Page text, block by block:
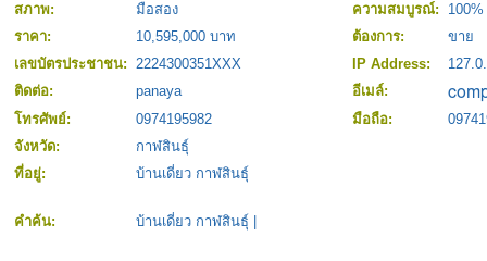
สภาพ:
มือสอง ความสมบูรณ์:
100%
ราคา:
10,595,000 บาท ต้องการ:
ขาย
เลขบัตรประชาชน: 2224300351XXX IP Address:
ติดต่อ:
panaya
อีเมล์:
โทรศัพย์:
0974195982 มือถือ:
จังหวัด:
กาฬสินธุ์
ที่อยู่:
บ้านเดี่ยว กาฬสินธุ์
คำค้น: บ้านเดี่ยว กาฬสินธุ์